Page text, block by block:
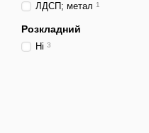
ЛДСП; метал 1
Розкладний
Ні 3